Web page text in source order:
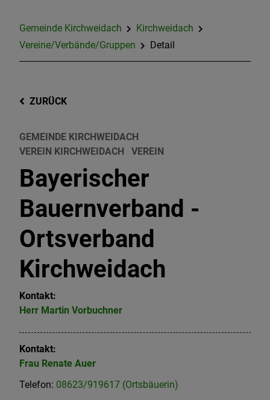
Gemeinde Kirchweidach
Kirchweidach
Vereine/Verbände/Gruppen
Detail
ZURÜCK
GEMEINDE KIRCHWEIDACH
VEREIN KIRCHWEIDACH
VEREIN
Bayerischer
Bauernverband -
Ortsverband
Kirchweidach
Kontakt:
Herr Martin Vorbuchner
Kontakt:
Frau Renate Auer
Telefon: 08623/919617 (Ortsbäuerin)